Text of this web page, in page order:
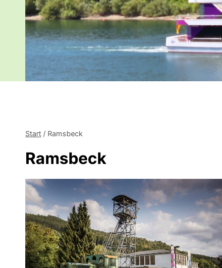
Start / Ramsbeck
Ramsbeck